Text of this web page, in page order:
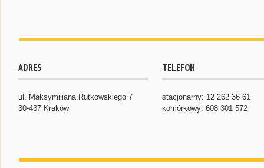
ADRES
ul. Maksymiliana Rutkowskiego 7
30-437 Kraków
TELEFON
stacjonarny: 12 262 36 61
komórkowy: 608 301 572